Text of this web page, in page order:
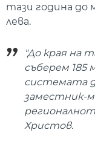
тази година до
лева.
"До края на
съберем 185
системата
заместник-
Христов.